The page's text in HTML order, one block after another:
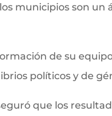
municipios son
de su
políticos y de
que los